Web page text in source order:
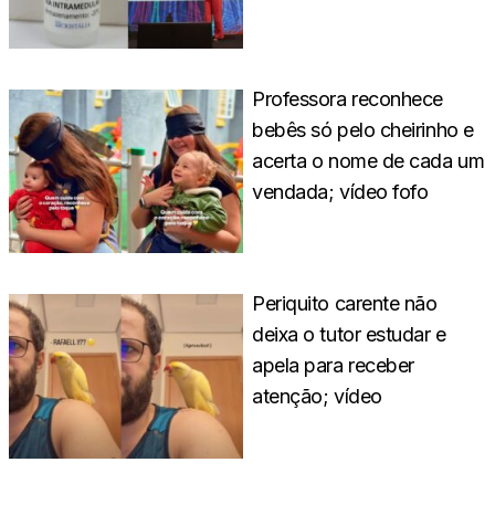
Professora reconhece
bebês só pelo cheirinho e
acerta o nome de cada um
vendada; vídeo fofo
Periquito carente não
deixa o tutor estudar e
apela para receber
atenção; vídeo